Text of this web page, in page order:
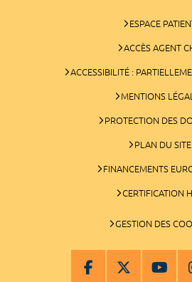
ESPACE
ACCÈS AGENT
ACCESSIBILITÉ :
MENTIONS
PROTECTION DES
PLAN DU SITE
FINANCEMENTS
CERTIFICATION
GESTION DES